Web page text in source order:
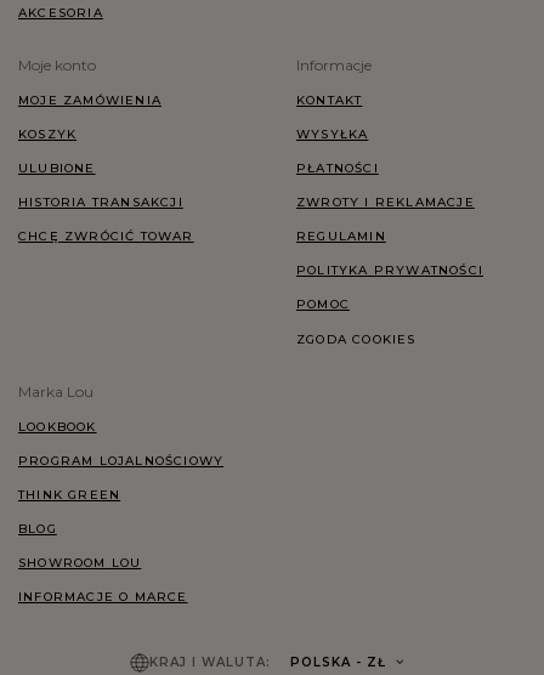
AKCESORIA
Moje konto
MOJE ZAMÓWIENIA
KOSZYK
ULUBIONE
HISTORIA TRANSAKCJI
CHCĘ ZWRÓCIĆ TOWAR
Informacje
KONTAKT
WYSYŁKA
PŁATNOŚCI
ZWROTY I REKLAMACJE
REGULAMIN
POLITYKA PRYWATNOŚCI
POMOC
ZGODA COOKIES
Marka Lou
LOOKBOOK
PROGRAM LOJALNOŚCIOWY
THINK GREEN
BLOG
SHOWROOM LOU
INFORMACJE O MARCE
KRAJ I WALUTA: POLSKA - ZŁ